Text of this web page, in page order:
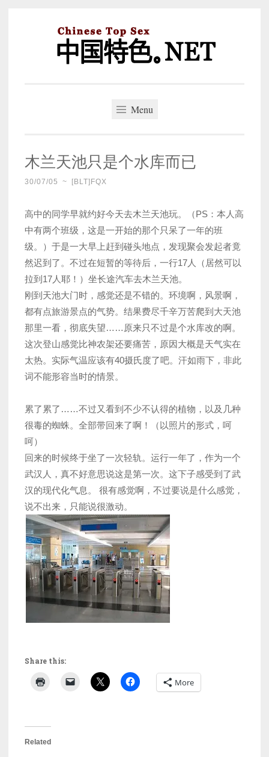
Menu
木兰天池只是个水库而已
30/07/05 ~ [BLT]FQX
高中的同学早就约好今天去木兰天池玩。（PS：本人高
中有两个班级，这是一开始的那个只呆了一年的班
级。）于是一大早上赶到碰头地点，发现聚会发起者竟
然迟到了。不过在短暂的等待后，一行17人（居然可以
拉到17人耶！）坐长途汽车去木兰天池。
刚到天池大门时，感觉还是不错的。环境啊，风景啊，
都有点旅游景点的气势。结果费尽千辛万苦爬到大天池
那里一看，彻底失望……原来只不过是个水库改的啊。
这次登山感觉比神农架还要痛苦，原因大概是天气实在
太热。实际气温应该有40摄氏度了吧。汗如雨下，非此
词不能形容当时的情景。
累了累了……不过又看到不少不认得的植物，以及几种
很毒的蜘蛛。全部带回来了啊！（以照片的形式，呵
呵）
回来的时候终于坐了一次轻轨。运行一年了，作为一个
武汉人，真不好意思说这是第一次。这下子感受到了武
汉的现代化气息。 很有感觉啊，不过要说是什么感觉，
说不出来，只能说很激动。
Share this:
More
Related